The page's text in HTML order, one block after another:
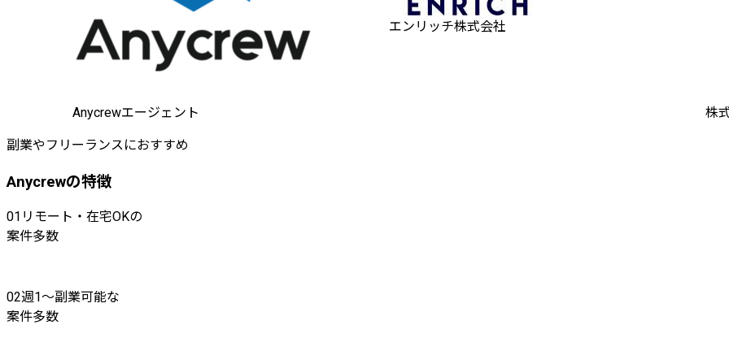
Anycrewエージェント
エンリッチ株式会社
株
副業やフリーランスにおすすめ
Anycrewの特徴
01 リモート・在宅OKの
案件多数
02週1〜副業可能な
案件多数